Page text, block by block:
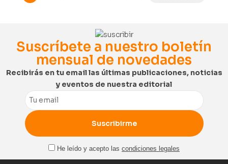
Suscríbete a nuestro boletín
mensual de novedades
Recibirás en tu email las últimas publicaciones, noticias
y eventos de nuestra editorial
Email
He leído y acepto las condiciones legales